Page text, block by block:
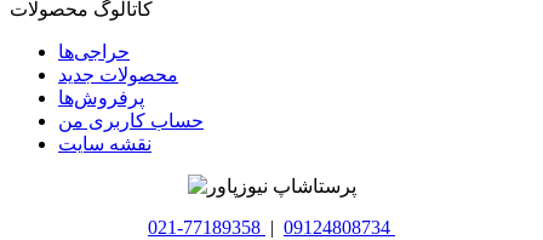
کاتالوگ محصولات
حراجی‌ها
محصولات جدید
پرفروش‌ها
حساب کاربری من
نقشه سایت
021-77189358 | 09124808734